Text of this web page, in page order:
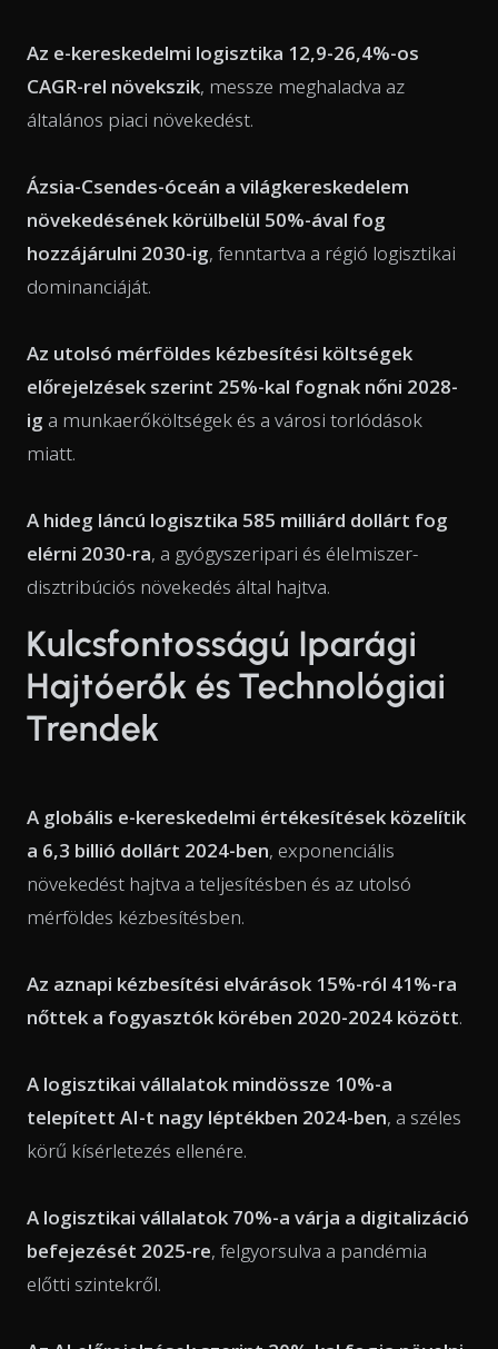
Az e-kereskedelmi logisztika 12,9-26,4%-os
CAGR-rel növekszik, messze meghaladva az
általános piaci növekedést.
Ázsia-Csendes-óceán a világkereskedelem
növekedésének körülbelül 50%-ával fog
hozzájárulni 2030-ig, fenntartva a régió logisztikai
dominanciáját.
Az utolsó mérföldes kézbesítési költségek
előrejelzések szerint 25%-kal fognak nőni 2028-
ig a munkaerőköltségek és a városi torlódások
miatt.
A hideg láncú logisztika 585 milliárd dollárt fog
elérni 2030-ra, a gyógyszeripari és élelmiszer-
disztribúciós növekedés által hajtva.
Kulcsfontosságú Iparági
Hajtóerők és Technológiai
Trendek
A globális e-kereskedelmi értékesítések közelítik
a 6,3 billió dollárt 2024-ben, exponenciális
növekedést hajtva a teljesítésben és az utolsó
mérföldes kézbesítésben.
Az aznapi kézbesítési elvárások 15%-ról 41%-ra
nőttek a fogyasztók körében 2020-2024 között.
A logisztikai vállalatok mindössze 10%-a
telepített AI-t nagy léptékben 2024-ben, a széles
körű kísérletezés ellenére.
A logisztikai vállalatok 70%-a várja a digitalizáció
befejezését 2025-re, felgyorsulva a pandémia
előtti szintekről.